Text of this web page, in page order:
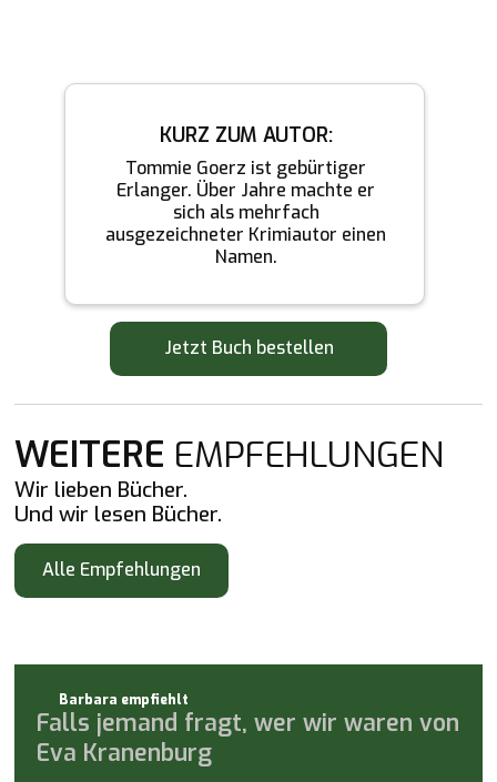
KURZ ZUM AUTOR:
Tommie Goerz ist gebürtiger
Erlanger. Über Jahre machte er
sich als mehrfach
ausgezeichneter Krimiautor einen
Namen.
Jetzt Buch bestellen
Zum Online-Shop
WEITERE EMPFEHLUNGEN
Wir lieben Bücher.
Und wir lesen Bücher.
Alle Empfehlungen
Alle Empfehlungen
Barbara empfiehlt
Falls jemand fragt, wer wir waren von
Eva Kranenburg